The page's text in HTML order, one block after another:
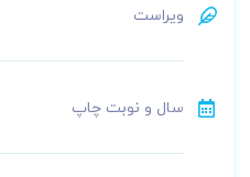
ویراست
سال و نوبت چاپ